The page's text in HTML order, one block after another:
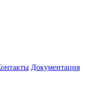
Документация